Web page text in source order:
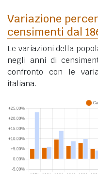
Variazione
censimenti dal
Le variazioni della
negli anni di
confronto con le
italiana.